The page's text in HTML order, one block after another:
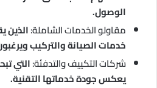
الوصول.
مقاولو الخدمات الشاملة:الذين
خدمات الصيانة والتركيب
شركات التكييف والتدفئة:التي
يعكس جودة خدماتها التقنية.